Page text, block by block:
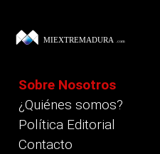
Sobre Nosotros
¿Quiénes somos?
Política Editorial
Contacto